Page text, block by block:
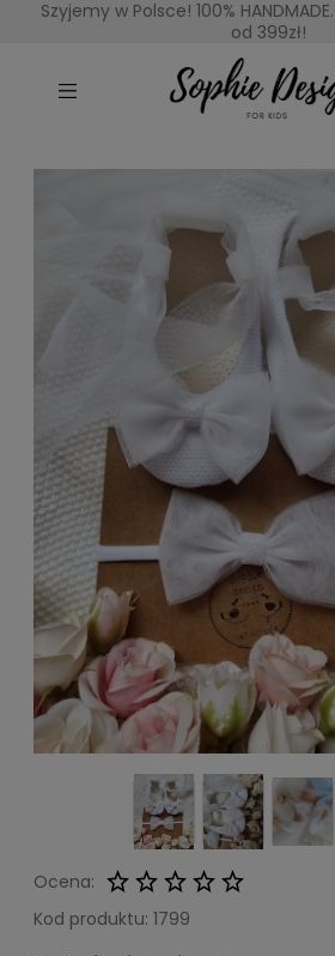
Szyjemy w Polsce! 100%
od 399zł!
Ocena:
Kod produktu: 1799